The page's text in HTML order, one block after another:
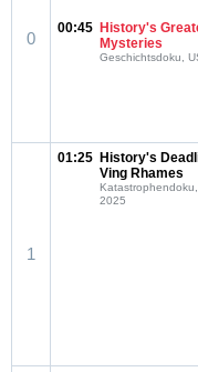
0
00:45 History's
Mysteries
Geschichtsdoku,
1
01:25 History's
Ving Rhames
2025